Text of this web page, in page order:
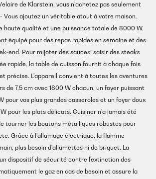
de Klarstein, vous n'achetez pas seulement
Vous ajoutez un véritable atout à votre maison.
haute qualité et une puissance totale de 8000 W,
équipé pour des repas rapides en semaine et des
end. Pour mijoter des sauces, saisir des steaks
rapide, la table de cuisson fournit à chaque fois
précise. L'appareil convient à toutes les aventures
de 7,5 cm avec 1800 W chacun, un foyer puissant
pour vos plus grandes casseroles et un foyer doux
pour les plats délicats. Cuisiner n'a jamais été
tourner les boutons métalliques robustes pour
Grâce à l'allumage électrique, la flamme
plus besoin d'allumettes ni de briquet. La
dispositif de sécurité contre l'extinction des
le gaz en cas de besoin et assure la